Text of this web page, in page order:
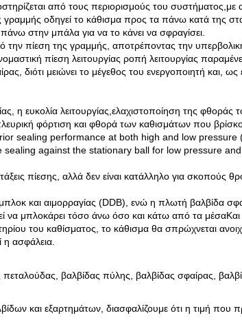
από τους περιορισμούς του συστήματος,με
οδηγεί το κάθισμα προς τα πάνω κατά της
στην μπάλα για να το κάνει να σφραγίσει.
πίεση της γραμμής, αποτρέποντας την
πίεση λειτουργίας ροπή λειτουργίας
διότι μειώνει το μέγεθος του ενεργοποιητή και,
η ευκολία λειτουργίας,ελαχιστοποίηση της φθοράς
φόρτιση και φθορά των καθισμάτων που
sealing performance at both high and low
against the stationary ball for low pressure
τάξεις πίεσης, αλλά δεν είναι κατάλληλο για σκοπούς
και αιμορραγίας (DDB), ενώ η πλωτή βαλβίδα
μπλοκάρει τόσο άνω όσο και κάτω από τα μέσαΚαι
του καθίσματος, το κάθισμα θα σπρώχνεται
ασφάλεια.
βαλβίδας πύλης, βαλβίδας σφαίρας,
και εξαρτημάτων, διασφαλίζουμε ότι η τιμή που